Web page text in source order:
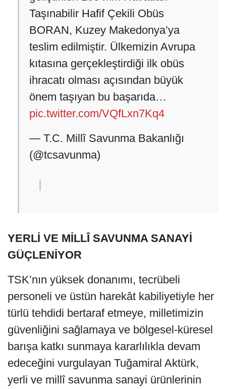
Taşınabilir Hafif Çekili Obüs
BORAN, Kuzey Makedonya’ya
teslim edilmiştir. Ülkemizin Avrupa
kıtasına gerçekleştirdiği ilk obüs
ihracatı olması açısından büyük
önem taşıyan bu başarıda…
pic.twitter.com/VQfLxn7Kq4
— T.C. Millî Savunma Bakanlığı
(@tcsavunma)
YERLİ VE MİLLÎ SAVUNMA SANAYİ
GÜÇLENİYOR
TSK’nın yüksek donanımı, tecrübeli
personeli ve üstün harekât kabiliyetiyle her
türlü tehdidi bertaraf etmeye, milletimizin
güvenliğini sağlamaya ve bölgesel-küresel
barışa katkı sunmaya kararlılıkla devam
edeceğini vurgulayan Tuğamiral Aktürk,
yerli ve millî savunma sanayi ürünlerinin